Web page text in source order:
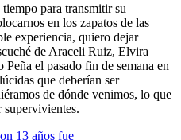
para transmitir su
en los zapatos de las
experiencia, quiero dejar
de Araceli Ruiz, Elvira
el pasado fin de semana en
que deberían ser
de dónde venimos, lo que